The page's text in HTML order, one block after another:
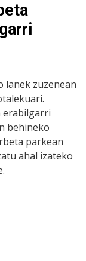
lanek zuzenean
erabilgarri
behineko
parkean
ahal izateko